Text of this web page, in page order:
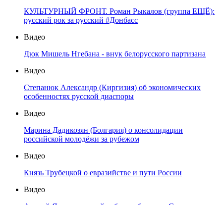
КУЛЬТУРНЫЙ ФРОНТ. Роман Рыкалов (группа ЕЩЁ):
русский рок за русский #Донбасс
Видео
Дюк Мишель Нгебана - внук белорусского партизана
Видео
Степанюк Александр (Киргизия) об экономических
особенностях русской диаспоры
Видео
Марина Дадикозян (Болгария) о консолидации
российской молодёжи за рубежом
Видео
Князь Трубецкой о евразийстве и пути России
Видео